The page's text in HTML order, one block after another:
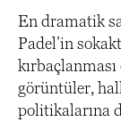
En dramatik
Padel’in
görüntüler,
politikalarına